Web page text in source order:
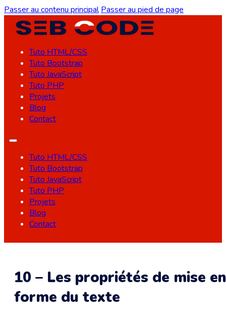
Passer au contenu principal Passer au pied de page
Tuto HTML/CSS
Tuto Bootstrap
Tuto JavaScript
Tuto PHP
Projets
Blog
Contact
Tuto HTML/CSS
Tuto Bootstrap
Tuto JavaScript
Tuto PHP
Projets
Blog
Contact
10 – Les propriétés de mise en
forme du texte